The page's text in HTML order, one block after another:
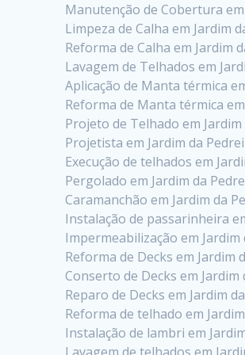
Manutenção de Cobertura
Limpeza de Calha em Jardim
Reforma de Calha em Jardim
Lavagem de Telhados em
Aplicação de Manta térmica
Reforma de Manta térmica
Projeto de Telhado em
Projetista em Jardim da
Execução de telhados em
Pergolado em Jardim da
Caramanchão em Jardim da
Instalação de passarinheira
Impermeabilização em Jardim
Reforma de Decks em Jardim
Conserto de Decks em Jardim
Reparo de Decks em Jardim
Reforma de telhado em
Instalação de lambri em